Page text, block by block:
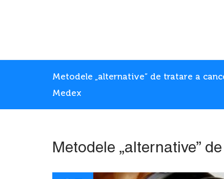
Metodele „alternative” de tratare a
Medex
Metodele „alternative”